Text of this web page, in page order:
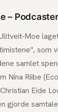
–
Moe
som
samlet
Nina Riibe
Eide
gjorde